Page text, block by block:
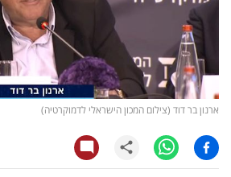
עסקית
קריפטו
ויראלי
עסקי
ארנון בר דוד (צילום המכון הישראלי לדמוקרטיה)